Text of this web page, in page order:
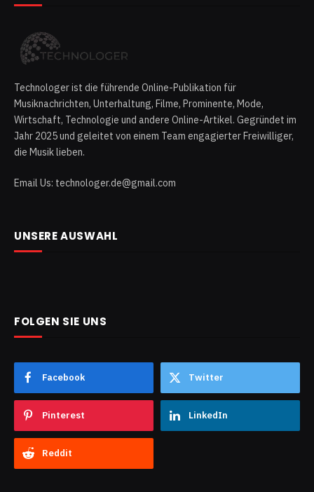
Technologer ist die führende Online-Publikation für
Musiknachrichten, Unterhaltung, Filme, Prominente, Mode,
Wirtschaft, Technologie und andere Online-Artikel. Gegründet im
Jahr 2025 und geleitet von einem Team engagierter Freiwilliger,
die Musik lieben.
Email Us: technologer.de@gmail.com
UNSERE AUSWAHL
FOLGEN SIE UNS
Facebook Twitter
Pinterest LinkedIn
Reddit